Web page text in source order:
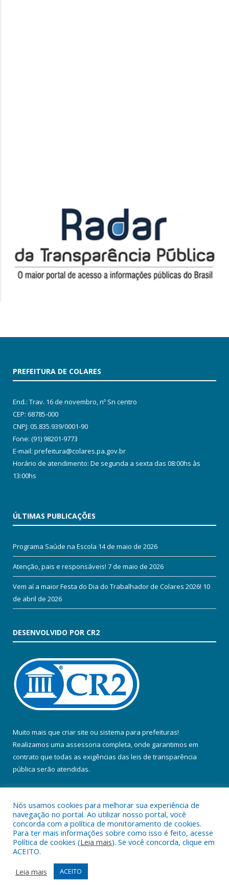
PREFEITURA DE COLARES
End.: Trav. 16 de novembro, nº Sn centro
CEP: 68785-000
CNPJ: 05.835.939/0001-90
Fone: (91) 98201-9773
E-mail: prefeitura@colares.pa.gov.br
Horário de atendimento: De segunda a sexta das 08:00hs às
13:00hs
ÚLTIMAS PUBLICAÇÕES
Programa Saúde na Escola 14 de maio de 2026
Atenção, pais e responsáveis! 7 de maio de 2026
Vem aí a maior Festa do Dia do Trabalhador de Colares 2026! 10
de abril de 2026
DESENVOLVIDO POR CR2
Muito mais que criar site ou sistema para prefeituras!
Realizamos uma assessoria completa, onde garantimos em
contrato que todas as exigências das leis de transparência
pública serão atendidas.
Todos os direitos reservados a Prefeitura Municipal de Colares.
Mapa do Site
Acessar Área Administrativa
Acessar Webmail
Nós usamos cookies para melhorar sua experiência de
navegação no portal. Ao utilizar nosso portal, você
concorda com a política de monitoramento de cookies.
Para ter mais informações sobre como isso é feito, acesse
Política de cookies (Leia mais). Se você concorda, clique em
ACEITO.
Leia mais
ACEITO